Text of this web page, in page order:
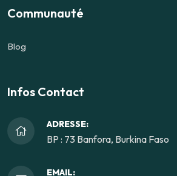
Communauté
Blog
Infos Contact
ADRESSE:
BP : 73 Banfora, Burkina Faso
EMAIL: